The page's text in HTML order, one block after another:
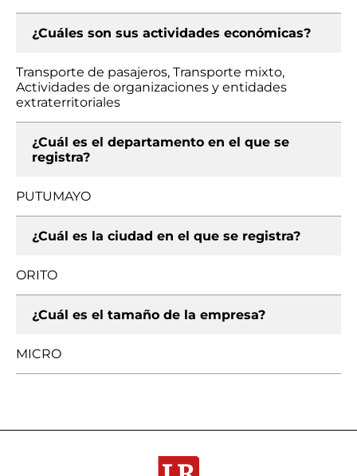
¿Cuáles son sus actividades económicas?
Transporte de pasajeros, Transporte mixto,
Actividades de organizaciones y entidades
extraterritoriales
¿Cuál es el departamento en el que se
registra?
PUTUMAYO
¿Cuál es la ciudad en el que se registra?
ORITO
¿Cuál es el tamaño de la empresa?
MICRO